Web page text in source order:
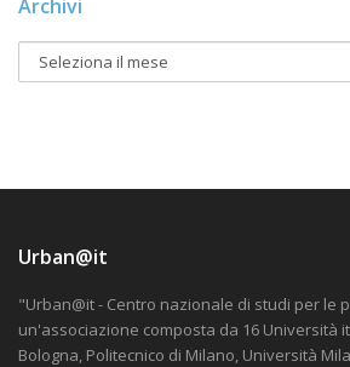
Archivi
Urban@it
"Urban@it - Centro nazionale di studi per le
un'associazione composta da 16 Università
Bologna, Politecnico di Milano, Università